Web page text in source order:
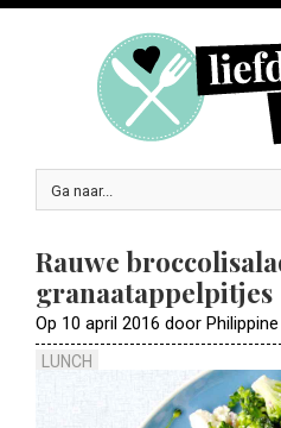
Ga naar...
Rauwe
granaatappelpitjes
Op 10 april 2016 door Philippine
LUNCH